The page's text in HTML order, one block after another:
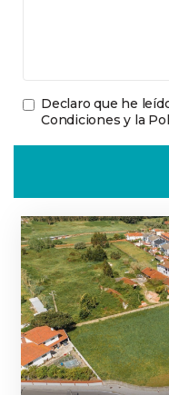
Declaro que he
Condiciones y la